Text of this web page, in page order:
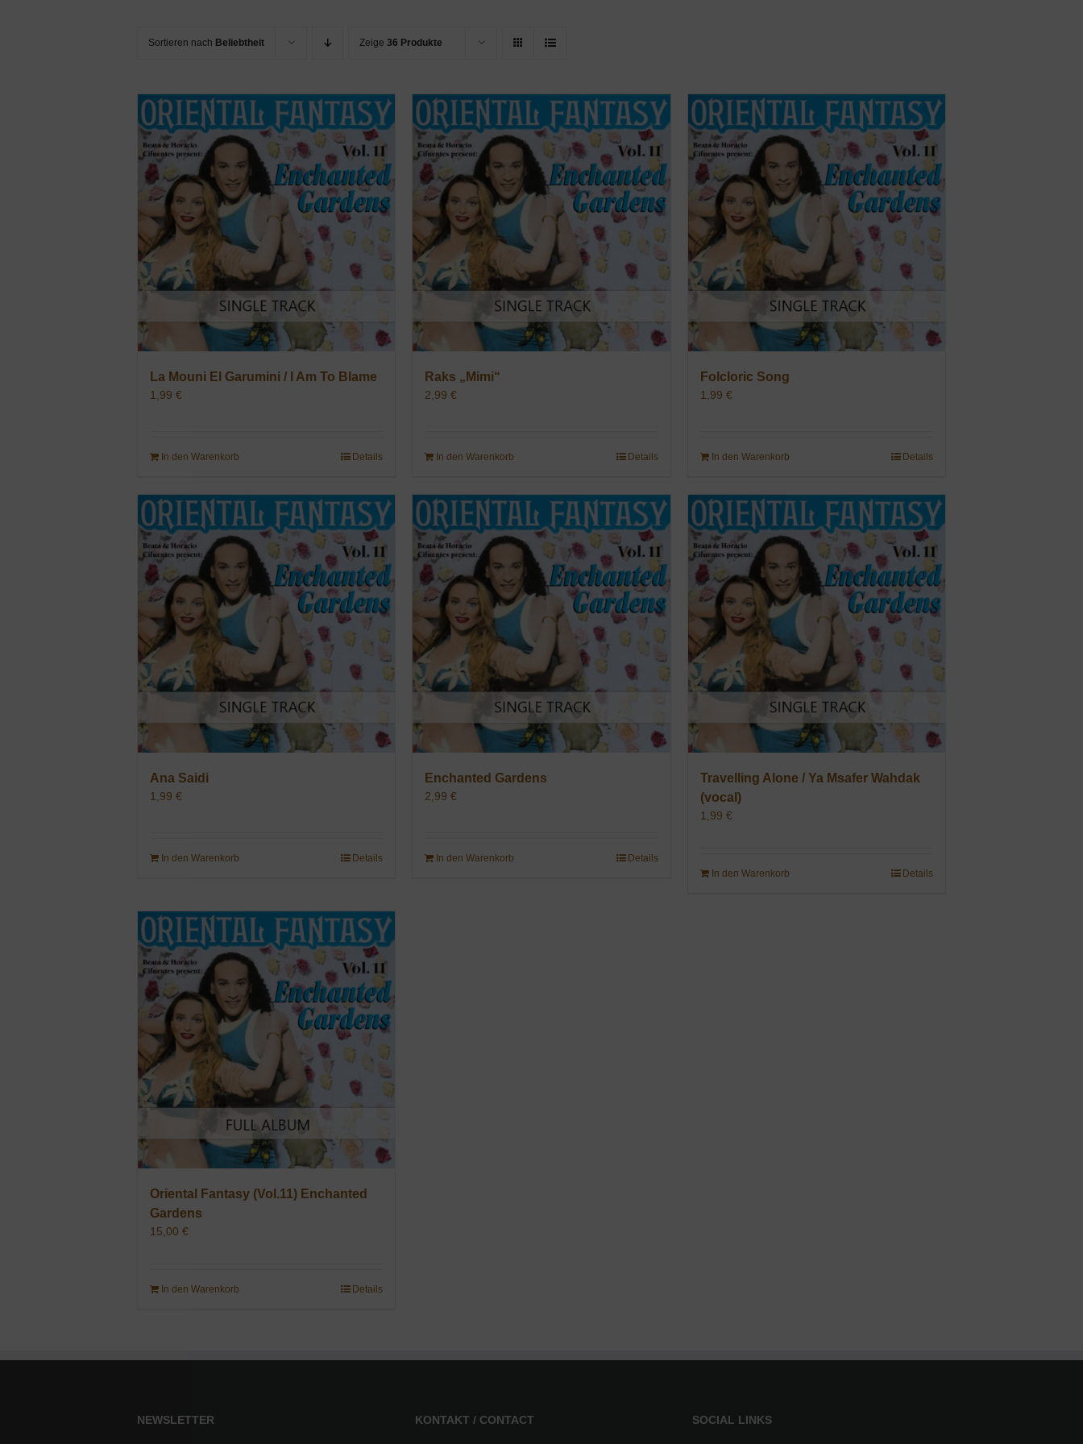
Sortieren nach Beliebtheit Zeige 36 Produkte
La Mouni El Garumini / I Am To Blame
1,99 €
In den Warenkorb Details
Raks „Mimi“
2,99€
In den Warenkorb Details
Folcloric Song
1,99 €
In den Warenkorb Details
Ana Saidi
1,99 €
In den Warenkorb Details
Enchanted Gardens
2,99€
In den Warenkorb Details
Travelling Alone / Ya Msafer Wahdak
(vocal)
1,99 €
In den Warenkorb Details
Oriental Fantasy (Vol.11) Enchanted
Gardens
15,00 €
In den Warenkorb Details
NEWSLETTER KONTAKT / CONTACT SOCIAL LINKS